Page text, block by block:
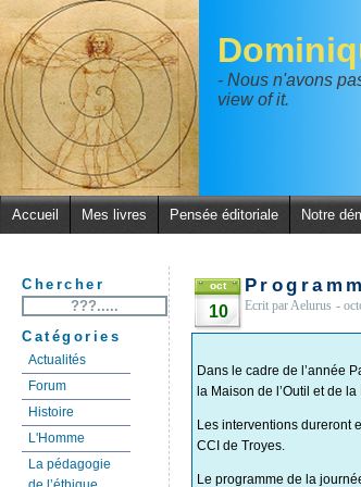
- Nous n'avons
view of it.
Accueil Mes livres Pensée éditoriale Notre
Chercher
Catégories
Actualités
Forum
Histoire
L'Homme
La pédagogie
oct
10 Ecrit par Aelurus -
Dans le cadre de l’année
la Maison de l’Outil et de
Les interventions dureront
CCI de Troyes.
Le programme de la